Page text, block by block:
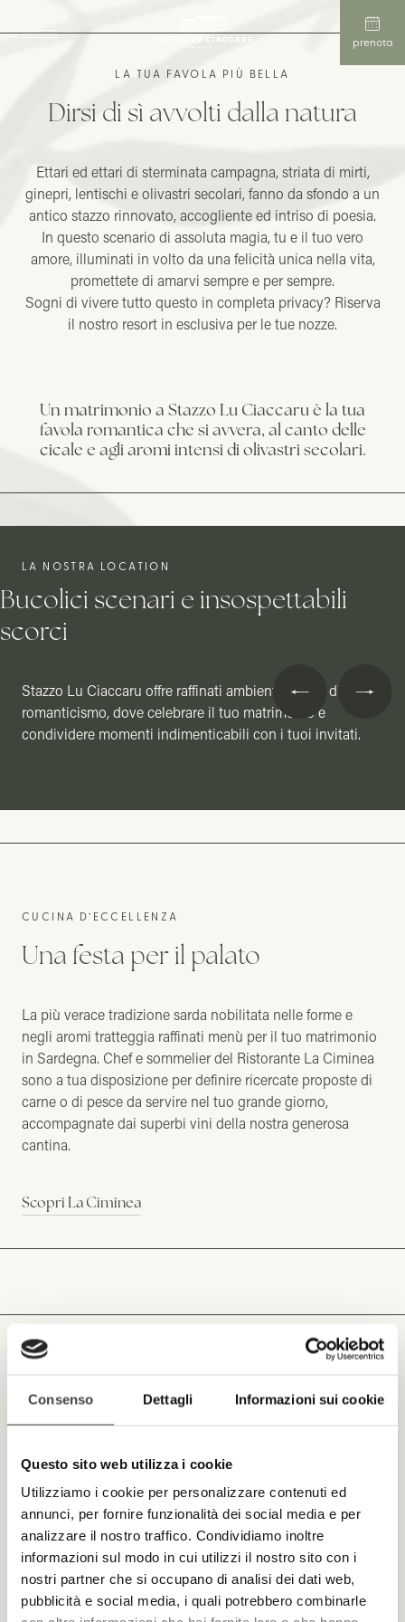
Consenso Dettagli Informazioni sui cookie
Questo sito web utilizza i cookie
Utilizziamo i cookie per personalizzare contenuti ed
annunci, per fornire funzionalità dei social media e per
analizzare il nostro traffico. Condividiamo inoltre
informazioni sul modo in cui utilizzi il nostro sito con i
nostri partner che si occupano di analisi dei dati web,
pubblicità e social media, i quali potrebbero combinarle
prenota
LA TUA FAVOLA PIÙ BELLA
Dirsi di sì avvolti dalla natura
Ettari ed ettari di sterminata campagna, striata di mirti,
ginepri, lentischi e olivastri secolari, fanno da sfondo a un
antico stazzo rinnovato, accogliente ed intriso di poesia.
In questo scenario di assoluta magia, tu e il tuo vero
amore, illuminati in volto da una felicità unica nella vita,
promettete di amarvi sempre e per sempre.
Sogni di vivere tutto questo in completa privacy? Riserva
il nostro resort in esclusiva per le tue nozze.
Un matrimonio a Stazzo Lu Ciaccaru è la tua
favola romantica che si avvera, al canto delle
cicale e agli aromi intensi di olivastri secolari.
LA NOSTRA LOCATION
Bucolici scenari e insospettabili
scorci
Stazzo Lu Ciaccaru offre raffinati ambienti carichi di
romanticismo, dove celebrare il tuo matrimonio e
condividere momenti indimenticabili con i tuoi invitati.
150 OSPITI
Perfetta per un matrimonio in grande, regala una
suggestiva vista su piscina e giardino.
150 OSPITI
Perfetta per un
vista su
CUCINA D’ECCELLENZA
Una festa per il palato
La più verace tradizione sarda nobilitata nelle forme e
negli aromi tratteggia raffinati menù per il tuo matrimonio
in Sardegna. Chef e sommelier del Ristorante La Ciminea
sono a tua disposizione per definire ricercate proposte di
carne o di pesce da servire nel tuo grande giorno,
accompagnate dai superbi vini della nostra generosa
cantina.
Scopri La Ciminea
MATRIMONI FIRMATI STAZZO LU
Eventi fino ad 150 invitati
Soggiorno per massimo 80 ospiti
Personal shopper
Acconciature e make up